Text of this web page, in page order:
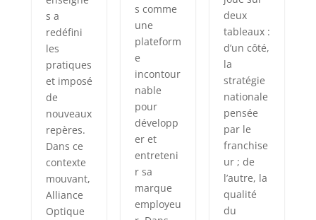
s a
redéfini
les
pratiques
et imposé
de
nouveaux
repères.
Dans ce
contexte
mouvant,
Alliance
Optique
s comme
une
plateform
e
incontour
nable
pour
développ
er et
entreteni
r sa
marque
employeu
deux
tableaux :
d’un côté,
la
stratégie
nationale
pensée
par le
franchise
ur ; de
l’autre, la
qualité
du